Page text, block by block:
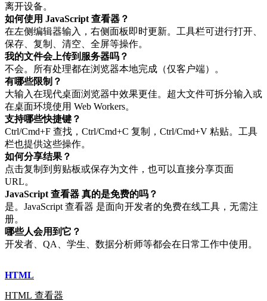
离开设备。
如何使用 JavaScript 查看器？
在左侧编辑器输入，右侧面板即时更新。工具栏可进行打开、
保存、复制、清空、全屏等操作。
我的文件会上传到服务器吗？
不会。所有处理都在浏览器本地完成（仅客户端）。
有哪些限制？
大输入在现代桌面浏览器中效果更佳。超大文件可拆分输入或
在桌面环境使用 Web Workers。
支持哪些快捷键？
Ctrl/Cmd+F 查找，Ctrl/Cmd+C 复制，Ctrl/Cmd+V 粘贴。工具
栏也提供这些操作。
如何分享结果？
点击复制到剪贴板或保存为文件，也可以直接分享页面
URL。
JavaScript 查看器 真的是免费的吗？
是。JavaScript 查看器 是面向开发者的免费在线工具，无需注
册。
哪些人会用到它？
开发者、QA、学生、数据分析师等都会在日常工作中使用。
HTML
HTML 查看器